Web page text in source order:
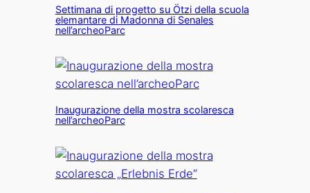
Settimana di progetto su Ötzi della scuola
elemantare di Madonna di Senales
nell’archeoParc
Inaugurazione della mostra scolaresca
nell’archeoParc